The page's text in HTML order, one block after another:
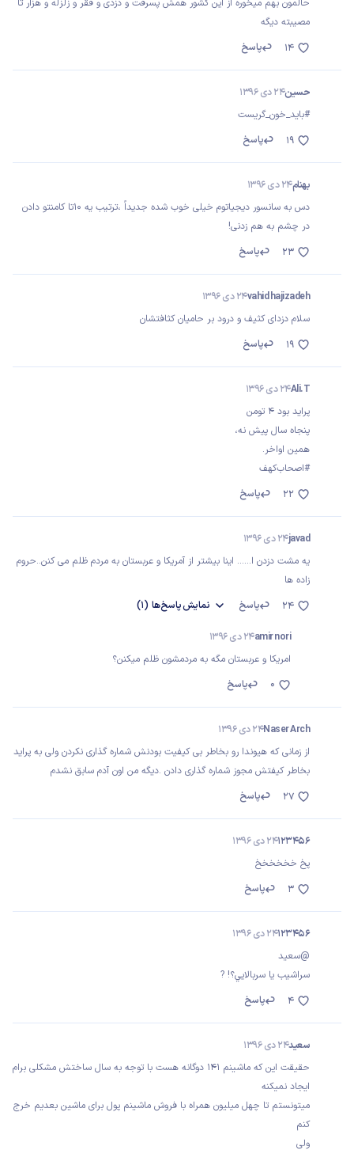
حالمون بهم میخوره از این کشور همش پسرفت و دزدی و فقر و زلزله و هزار تا
مصیبته دیگه
پاسخ
14
حسین24 دی 1396
#باید_خون_گریست
پاسخ
19
بهنام24 دی 1396
دس به سانسور دیجیاتوم خیلی خوب شده‌ جدیداً ،ترتیب یه ۱۰تا کامنتو دادن
در چشم به هم زدنی!
پاسخ
23
vahid hajizadeh24 دی 1396
سلام دزدای کثیف و درود بر حامیان کثافتشان
پاسخ
19
Ali.T24 دی 1396
پراید بود ۴ تومن
پنجاه سال پیش نه،
همین اواخر.
#اصحاب‌کهف
پاسخ
22
javad24 دی 1396
یه مشت دزدن ا...... اینا بیشتر از آمریکا و عربستان به مردم ظلم می کنن..حروم
زاده ها
پاسخ
نمایشپاسخ‌ها (1) 24
amir nori24 دی 1396
امریکا و عربستان مگه به مردمشون ظلم میکنن؟
پاسخ
0
Naser Arch24 دی 1396
از زمانی که هیوندا رو بخاطر بی کیفیت بودنش شماره گذاری نکردن ولی به پراید
بخاطر کیفتش مجوز شماره گذاری دادن .دیگه من اون آدم سابق نشدم
پاسخ
27
12345624 دی 1396
پخ خخخخخخ
پاسخ
3
12345624 دی 1396
@سعيد
سراشيب يا سربالايي؟! ?
پاسخ
4
سعید24 دی 1396
حقیقت این که ماشینم ۱۴۱ دوگانه هست با توجه به سال ساختش مشکلی برام
ایجاد نمیکنه
میتونستم تا چهل میلیون همراه با فروش ماشینم پول برای ماشین بعدیم خرج
کنم
ولی